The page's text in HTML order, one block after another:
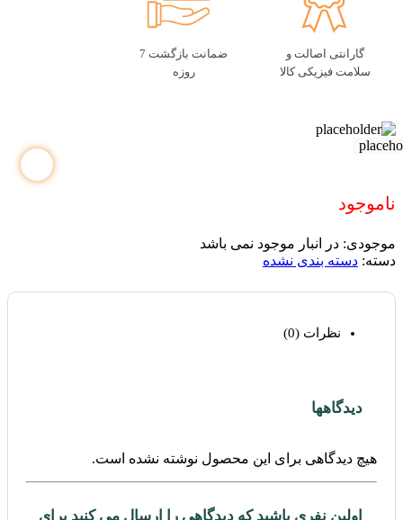
گارانتی اصالت و
سلامت فیزیکی کالا
ضمانت بازگشت 7
روزه
ناموجود
موجودی: در انبار موجود نمی باشد
دسته: دسته بندی نشده
نظرات (0)
دیدگاهها
هیچ دیدگاهی برای این محصول نوشته نشده است.
اولین نفری باشید که دیدگاهی را ارسال می کنید برای